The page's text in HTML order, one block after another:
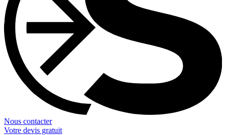
Nous contacter
Votre devis gratuit